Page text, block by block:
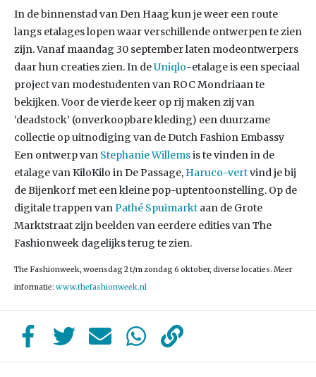
In de binnenstad van Den Haag kun je weer een route
langs etalages lopen waar verschillende ontwerpen te zien
zijn. Vanaf maandag 30 september laten modeontwerpers
daar hun creaties zien. In deUniqlo-etalage is een speciaal
project van modestudenten van ROC Mondriaan te
bekijken. Voor de vierde keer op rij maken zij van
‘deadstock’ (onverkoopbare kleding) een duurzame
collectie op uitnodiging van de Dutch Fashion Embassy
Een ontwerp van Stephanie Willemsis te vinden in de
etalage van KiloKilo in De Passage, Haruco-vertvind je bij
de Bijenkorf met een kleine pop-uptentoonstelling. Op de
digitale trappen vanPathé Spuimarkt aan de Grote
Marktstraat zijn beelden van eerdere edities van The
Fashionweek dagelijks terug te zien.
The Fashionweek, woensdag 2 t/m zondag 6 oktober, diverse locaties. Meer
informatie: www.thefashionweek.nl